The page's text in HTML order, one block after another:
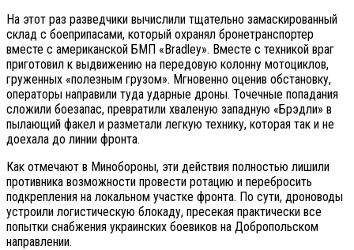
На этот раз разведчики вычислили тщательно замаскированный
склад с боеприпасами, который охранял бронетранспортер
вместе с американской БМП «Bradley». Вместе с техникой враг
приготовил к выдвижению на передовую колонну мотоциклов,
груженных «полезным грузом». Мгновенно оценив обстановку,
операторы направили туда ударные дроны. Точечные попадания
сложили боезапас, превратили хваленую западную «Брэдли» в
пылающий факел и разметали легкую технику, которая так и не
доехала до линии фронта.
Как отмечают в Минобороны, эти действия полностью лишили
противника возможности провести ротацию и перебросить
подкрепления на локальном участке фронта. По сути, дроноводы
устроили логистическую блокаду, пресекая практически все
попытки снабжения украинских боевиков на Добропольском
направлении.